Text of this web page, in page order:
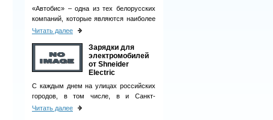
«Автобис» – одна из тех белорусских
компаний, которые являются наиболее
ответственными деловыми партнерами
доверия у клиентов.
Читать далее
Зарядки для
электромобилей
от Shneider
Electric
С каждым днем на улицах российских
городов, в том числе, в и Санкт-
Петербурге, появляется все больше
Читать далее